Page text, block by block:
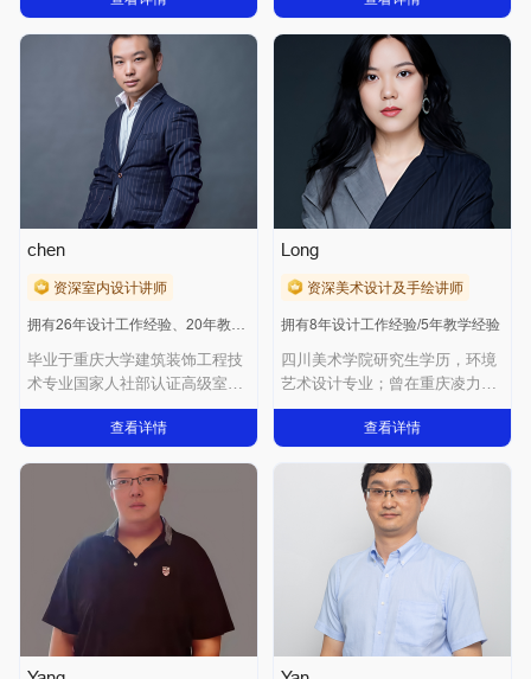
chen
资深室内设计讲师
毕业于重庆大学建筑装饰工程技
术专业国家人社部认证高级室内
设计师 工程施
查看详情
Long
资深美术设计及手绘讲师
拥有8年设计工作经验/5年教学经验
四川美术学院研究生学历，环境
艺术设计专业；曾在重庆凌力方
有限公司担任设
查看详情